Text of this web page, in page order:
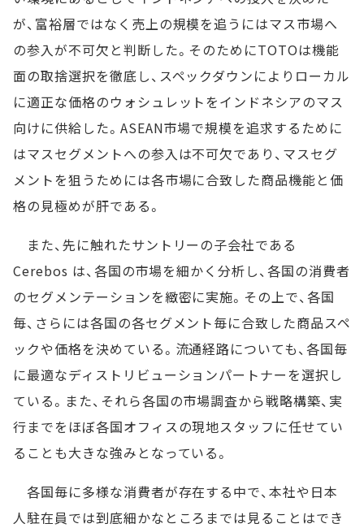
が、富裕層ではなく売上の規模を追うにはマス市場へ
の参入が不可欠と判断した。そのためにTOTOは機能
面の取捨選択を徹底し、スペックダウンによりローカル
に適正な価格のウォシュレットをインドネシアのマス
向けに供給した。ASEAN市場で規模を追求するために
はマスセグメントへの参入は不可欠であり、マスセグ
メントを狙うためには各市場に合致した商品機能と価
格の見極めが肝である。
また、先に触れたサントリーの子会社である
Cerebos は、各国の市場を細かく分析し、各国の消費者
のセグメンテーションを緻密に実施。その上で、各国
毎、さらには各国の各セグメント毎に合致した商品スペ
ックや価格を決めている。流通経路についても、各国毎
に最適なディストリビューションパートナーを選択し
ている。また、それら各国の市場調査から戦略構築、実
行までをほぼ各国オフィスの現地スタッフに任せてい
ることも大きな強みとなっている。
各国毎に多様な消費者が存在する中で、本社や日本
人駐在員では到底細かなところまでは見ることはでき